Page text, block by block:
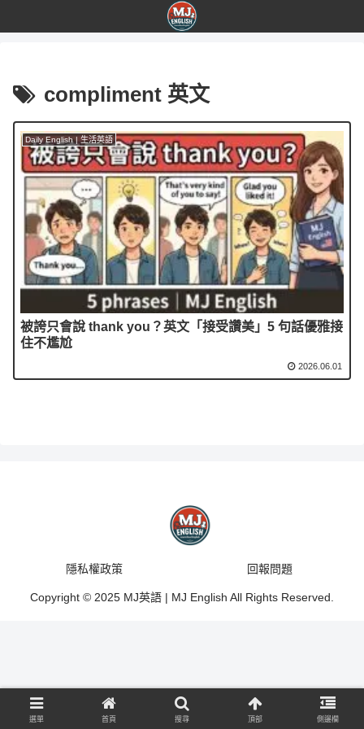
compliment 英文
Daily English | 生活英語
被誇只會說 thank you？英文「接受讚美」5 句話優雅接
住不尷尬
2026.06.01
隱私權政策 回報問題
Copyright © 2025 MJ英語 | MJ English All Rights Reserved.
選單 首頁 搜尋 頂部 側邊欄